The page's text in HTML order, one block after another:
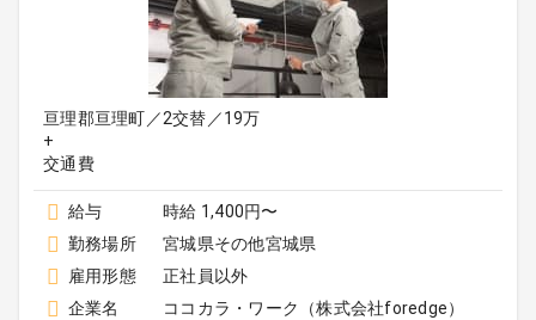
亘理郡亘理町／2交替／19万
+
交通費
給与
時給 1,400円〜
勤務場所
宮城県その他宮城県
雇用形態
正社員以外
企業名
ココカラ・ワーク（株式会社foredge）